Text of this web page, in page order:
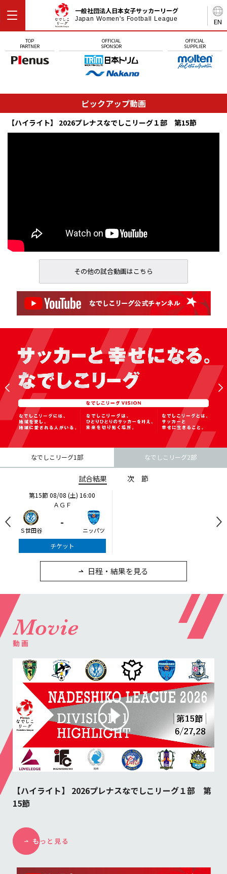
EN
一般社団法人日本女子サッカーリーグ
Japan Women's Football League
TOP
PARTNER
OFFICIAL
SPONSOR
OFFICIAL
SUPPLIER
ピックアップ動画
【ハイライト】 2026プレナスなでしこリーグ１部 第15節
その他の試合動画はこちら
なでしこリーグ1部 なでしこリーグ2部
試合結果 次節
第15節08/08 (土) 16:00
ＡＧＦ
Ｓ世田谷
-
ニッパツ
チケット
第16節09/05 (土) 15:00
ニッパツ
チケット
第16節09/05 (土) 15:00
愛媛Ｌ
日程・結果を見る
スペ大阪
1-0
大和Ｓ ａｃ福島
2-0
Ｖ三重
第17節
08/29 (土) 18:00
おのサン
レノファ
-
ａｃ福島
第17節
08/29 (土) 19:00
正田スタ
バニーズ
-
動画
【ハイライト】 2026プレナスなでしこリーグ１部 第
15節